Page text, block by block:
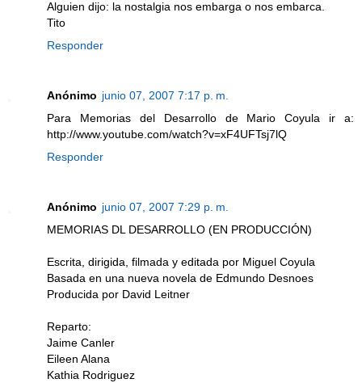
Alguien dijo: la nostalgia nos embarga o nos embarca.
Tito
Responder
Anónimo junio 07, 2007 7:17 p. m.
Para Memorias del Desarrollo de Mario Coyula ir a:
http://www.youtube.com/watch?v=xF4UFTsj7lQ
Responder
Anónimo junio 07, 2007 7:29 p. m.
MEMORIAS DL DESARROLLO (EN PRODUCCIÓN)
Escrita, dirigida, filmada y editada por Miguel Coyula
Basada en una nueva novela de Edmundo Desnoes
Producida por David Leitner
Reparto:
Jaime Canler
Eileen Alana
Kathia Rodriguez